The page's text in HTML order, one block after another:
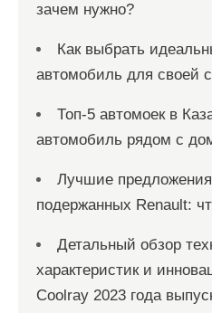
зачем нужно?
Как выбрать
автомобиль для своей
Топ-5 автомоек в
автомобиль рядом с
Лучшие
подержанных Renault:
Детальный обзор
характеристик и
Coolray 2023 года